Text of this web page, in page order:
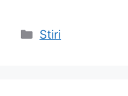
Categorii
Stiri